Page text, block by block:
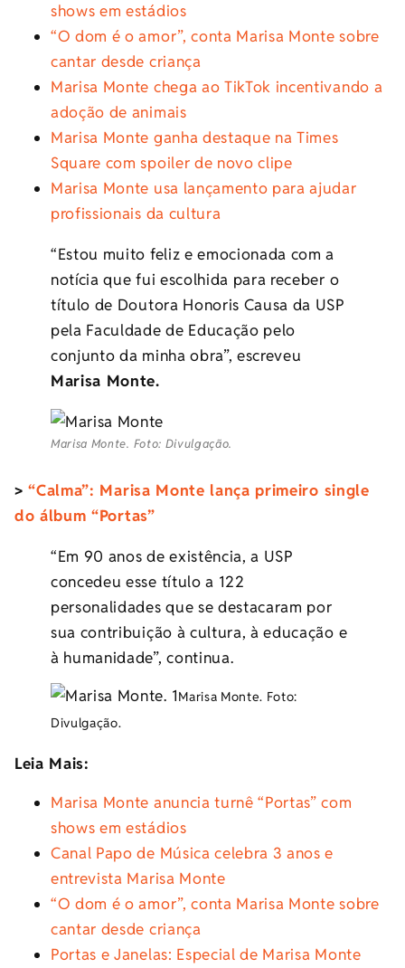
shows em estádios
“O dom é o amor”, conta Marisa Monte sobre
cantar desde criança
Marisa Monte chega ao TikTok incentivando a
adoção de animais
Marisa Monte ganha destaque na Times
Square com spoiler de novo clipe
Marisa Monte usa lançamento para ajudar
profissionais da cultura
“Estou muito feliz e emocionada com a
notícia que fui escolhida para receber o
título de Doutora Honoris Causa da USP
pela Faculdade de Educação pelo
conjunto da minha obra”, escreveu
Marisa Monte.
Marisa Monte. Foto: Divulgação.
>“Calma”: Marisa Monte lança primeiro single
do álbum “Portas”
“Em 90 anos de existência, a USP
concedeu esse título a 122
personalidades que se destacaram por
sua contribuição à cultura, à educação e
à humanidade”, continua.
Marisa Monte. Foto:
Divulgação.
Leia Mais:
Marisa Monte anuncia turnê “Portas” com
shows em estádios
Canal Papo de Música celebra 3 anos e
entrevista Marisa Monte
“O dom é o amor”, conta Marisa Monte sobre
cantar desde criança
Portas e Janelas: Especial de Marisa Monte